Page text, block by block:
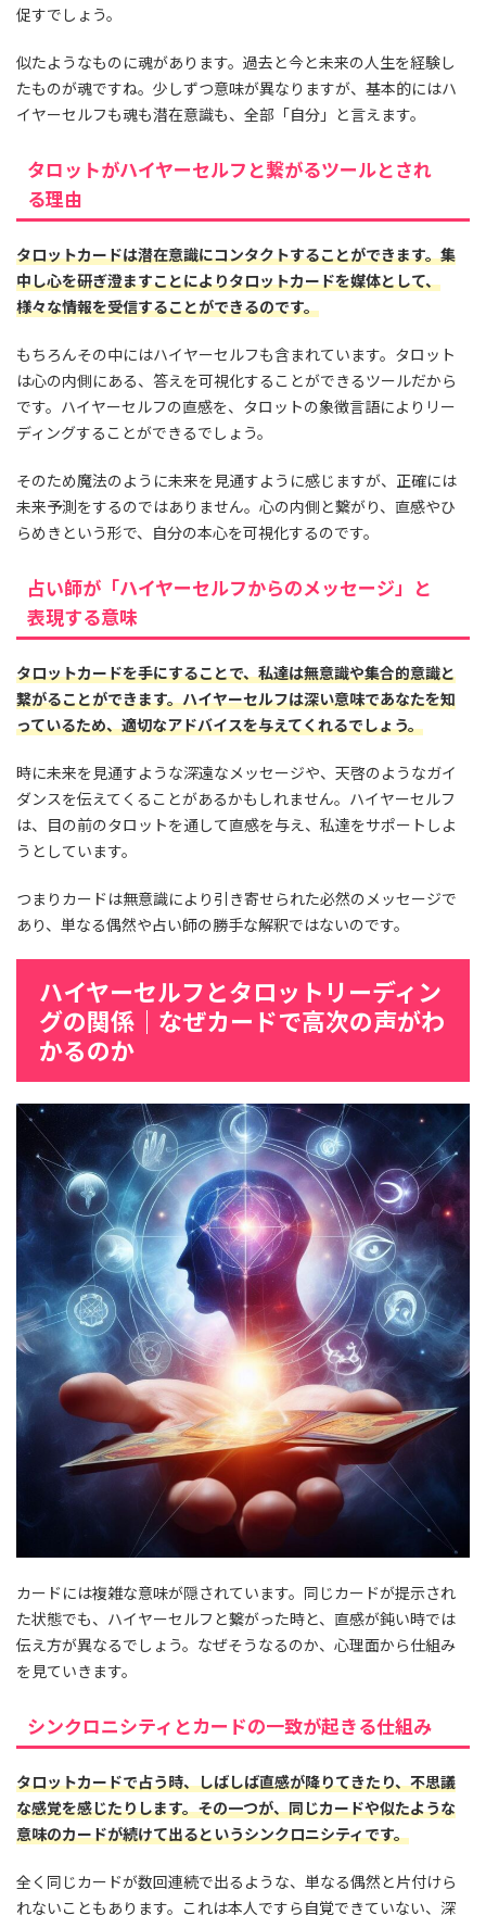
促すでしょう。
似たようなものに魂があります。過去と今と未来の人生を経験し
たものが魂ですね。少しずつ意味が異なりますが、基本的にはハ
イヤーセルフも魂も潜在意識も、全部「自分」と言えます。
タロットがハイヤーセルフと繋がるツールとされ
る理由
タロットカードは潜在意識にコンタクトすることができます。集
中し心を研ぎ澄ますことによりタロットカードを媒体として、
様々な情報を受信することができるのです。
もちろんその中にはハイヤーセルフも含まれています。タロット
は心の内側にある、答えを可視化することができるツールだから
です。ハイヤーセルフの直感を、タロットの象徴言語によりリー
ディングすることができるでしょう。
そのため魔法のように未来を見通すように感じますが、正確には
未来予測をするのではありません。心の内側と繋がり、直感やひ
らめきという形で、自分の本心を可視化するのです。
占い師が「ハイヤーセルフからのメッセージ」と
表現する意味
タロットカードを手にすることで、私達は無意識や集合的意識と
繋がることができます。ハイヤーセルフは深い意味であなたを知
っているため、適切なアドバイスを与えてくれるでしょう。
時に未来を見通すような深遠なメッセージや、天啓のようなガイ
ダンスを伝えてくることがあるかもしれません。ハイヤーセルフ
は、目の前のタロットを通して直感を与え、私達をサポートしよ
うとしています。
つまりカードは無意識により引き寄せられた必然のメッセージで
あり、単なる偶然や占い師の勝手な解釈ではないのです。
ハイヤーセルフとタロットリーディン
グの関係｜なぜカードで高次の声がわ
かるのか
カードには複雑な意味が隠されています。同じカードが提示され
た状態でも、ハイヤーセルフと繋がった時と、直感が鈍い時では
伝え方が異なるでしょう。なぜそうなるのか、心理面から仕組み
を見ていきます。
シンクロニシティとカードの一致が起きる仕組み
タロットカードで占う時、しばしば直感が降りてきたり、不思議
な感覚を感じたりします。その一つが、同じカードや似たような
意味のカードが続けて出るというシンクロニシティです。
全く同じカードが数回連続で出るような、単なる偶然と片付けら
れないこともあります。これは本人ですら自覚できていない、深